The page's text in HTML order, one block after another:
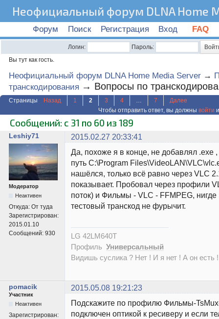
Неофициальный форум DLNA Home
Форум Поиск Регистрация Вход FAQ
Логин:
Пароль:
Вы тут как гость.
Неофициальный форум DLNA Home Media Server →
транскодирования → Вопросы по
Страницы Назад 1 2 3 4 … 7
Далее
Чтобы отправить ответ, вы должны войти
Сообщений: с 31 по 60 из 189
Leshiy71 2015.02.27 20:33:41
Модератор
Неактивен
Откуда: От туда
Зарегистрирован:
2015.01.10
Сообщений: 930
Да, похоже я в конце, не добавлял .exe ,
путь C:\Program
нашёлся, только всё равно через VLC
показывает. Пробовал через профили
поток) и Фильмы - VLC - FFMPEG, нигде
тестовый транскод не фурычит.
LG 42LM640T
Профиль Универсальный
Видишь суслика ? Нет ! И я нет ! А он есть
pomacik 2015.05.08 19:21:23
Участник
Неактивен
Зарегистрирован:
Подскажите по профилю Фильмы-
подключен оптикой к ресиверу и если